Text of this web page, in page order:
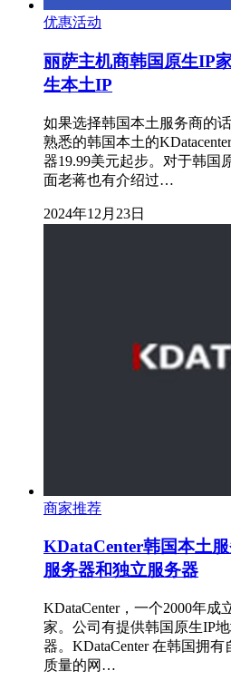
优惠活动
丽萨主机商韩国原生IP
生本土IP
如果选择韩国本土服务商的
熟悉的韩国本土的
器19.99美元起步。对于韩国
面老蒋也有介绍过…
2024年12月23日
商家推荐
KDataCenter韩国本土
服务器和独立服务器
KDataCenter，一个2000年
家。公司有提供韩国原生IP
器。KDataCenter 在韩国拥
质量的网…